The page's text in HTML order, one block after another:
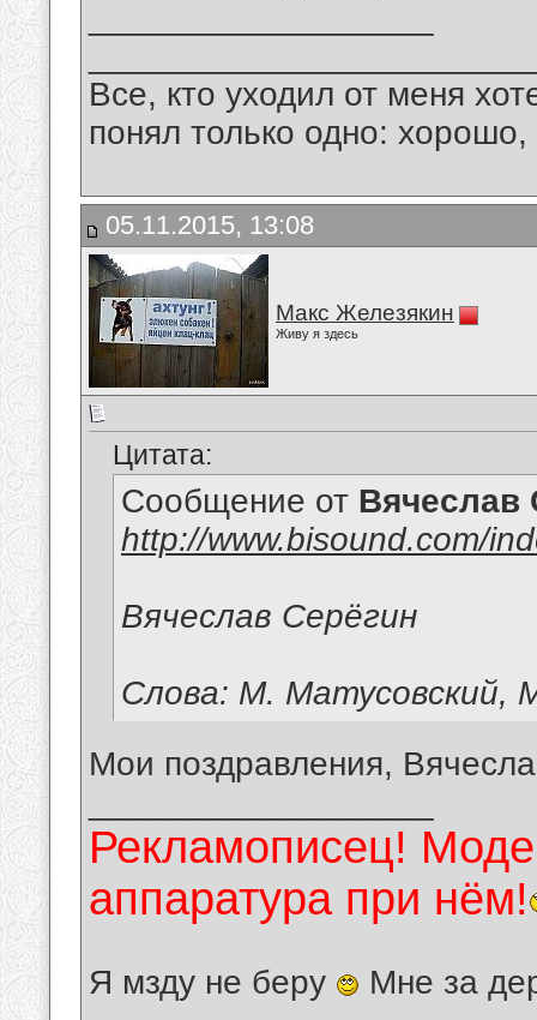
Все, кто уходил от меня
понял только одно:
05.11.2015, 13:08
Макс Железякин
Живу я здесь
Цитата:
Сообщение от Вячеслав
http://www.bisound.com/
Вячеслав Серёгин
Слова: М. Матусовский,
Мои поздравления,
Рекламописец!
аппаратура при нём!
Я мзду не беру Мне за